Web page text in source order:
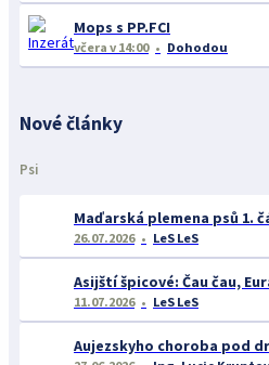
Mops s PP.FCI
včera v 14:00 Dohodou
Nové články
Psi
Maďarská plemena psů 1.
26.07.2026 LeS LeS
Asijští špicové: Čau čau,
11.07.2026 LeS LeS